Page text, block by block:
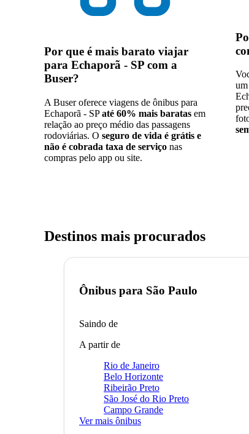
Por que é mais barato viajar
para Echaporã - SP com a
Buser?
A Buser oferece viagens de ônibus para
Echaporã - SPaté 60% mais baratas em
relação ao preço médio das passagens
rodoviárias. O seguro de vida é grátis e
não é cobrada taxa de serviço nas
compras pelo app ou site.
Destinos mais procurados
Ônibus para São Paulo
Saindo de
A partir de
Rio de Janeiro
Belo Horizonte
Ribeirão Preto
São José do Rio Preto
Campo Grande
Ver mais ônibus